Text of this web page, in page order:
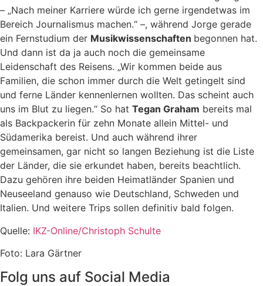
– „Nach meiner Karriere würde ich gerne irgendetwas im
Bereich Journalismus machen.“ –, während Jorge gerade
ein Fernstudium der Musikwissenschaften begonnen hat.
Und dann ist da ja auch noch die gemeinsame
Leidenschaft des Reisens. „Wir kommen beide aus
Familien, die schon immer durch die Welt getingelt sind
und ferne Länder kennenlernen wollten. Das scheint auch
uns im Blut zu liegen.“ So hat Tegan Graham bereits mal
als Backpackerin für zehn Monate allein Mittel- und
Südamerika bereist. Und auch während ihrer
gemeinsamen, gar nicht so langen Beziehung ist die Liste
der Länder, die sie erkundet haben, bereits beachtlich.
Dazu gehören ihre beiden Heimatländer Spanien und
Neuseeland genauso wie Deutschland, Schweden und
Italien. Und weitere Trips sollen definitiv bald folgen.
Quelle: IKZ-Online/Christoph Schulte
Foto: Lara Gärtner
Folg uns auf Social Media